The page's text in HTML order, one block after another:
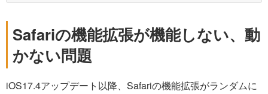
Safariの機能拡張が機能しない、動
かない問題
iOS17.4アップデート以降、Safariの機能拡張がランダムに